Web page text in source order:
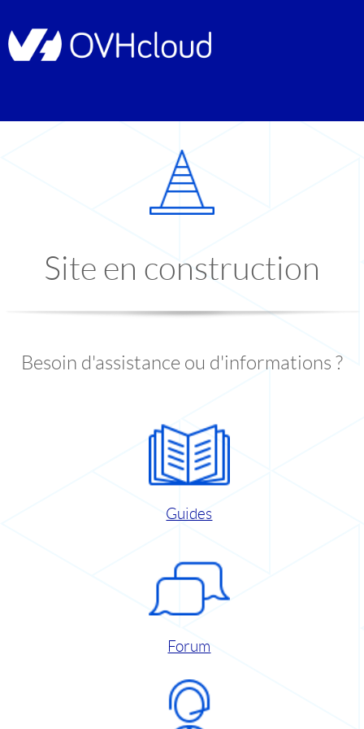
Site en construction
Besoin d'assistance ou d'informations ?
Guides
Forum